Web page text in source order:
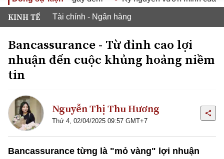
KINH TẾ Tài chính - Ngân hàng
Bancassurance - Từ đỉnh cao lợi
nhuận đến cuộc khủng hoảng niềm
tin
Nguyễn Thị Thu Hương
Thứ 4, 02/04/2025 09:57 GMT+7
Bancassurance từng là "mỏ vàng" lợi nhuận